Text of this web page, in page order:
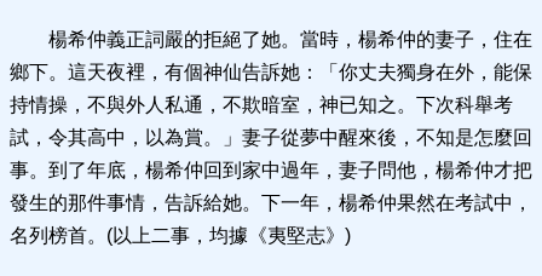
楊希仲義正詞嚴的拒絕了她。當時，楊希仲的妻子，住在
鄉下。這天夜裡，有個神仙告訴她：「你丈夫獨身在外，能保
持情操，不與外人私通，不欺暗室，神已知之。下次科舉考
試，令其高中，以為賞。」妻子從夢中醒來後，不知是怎麼回
事。到了年底，楊希仲回到家中過年，妻子問他，楊希仲才把
發生的那件事情，告訴給她。下一年，楊希仲果然在考試中，
名列榜首。(以上二事，均據《夷堅志》)